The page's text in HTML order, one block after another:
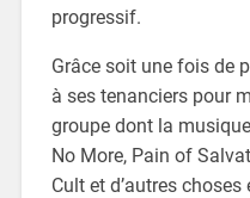
progressif.
Grâce soit une fois de
à ses tenanciers pour
groupe dont la
No More, Pain of
Cult et d’autres choses